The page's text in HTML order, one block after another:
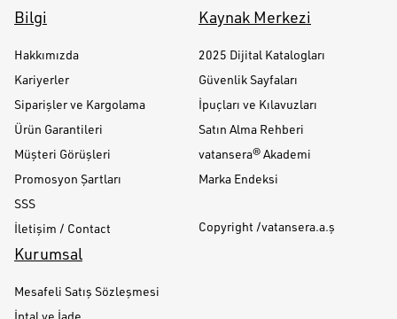
Bilgi
Hakkımızda
Kariyerler
Siparişler ve Kargolama
Ürün Garantileri
Müşteri Görüşleri
Promosyon Şartları
SSS
İletişim / Contact
Kaynak Merkezi
2025 Dijital Katalogları
Güvenlik Sayfaları
İpuçları ve Kılavuzları
Satın Alma Rehberi
vatansera® Akademi
Marka Endeksi
Copyright /vatansera.a.ş
Kurumsal
Mesafeli Satış Sözleşmesi
İptal ve İade